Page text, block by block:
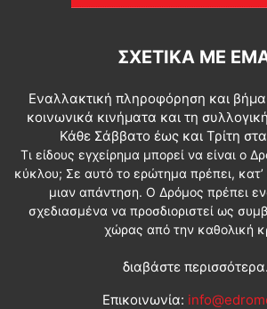
ΣΧΕΤΙΚΆ ΜΕ
Εναλλακτική πληροφόρηση και βήμα
κοινωνικά κινήματα και τη
Κάθε Σάββατο έως και Τρίτη
Τι είδους εγχείρημα μπορεί να είναι ο
κύκλου; Σε αυτό το ερώτημα πρέπει,
μιαν απάντηση. Ο Δρόμος πρέπει
σχεδιασμένα να προσδιοριστεί ως
χώρας από την καθολική
διαβάστε
Επικοινωνία: